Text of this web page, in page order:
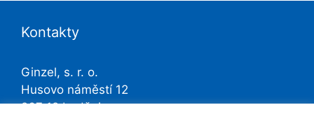
Kontakty
Ginzel, s. r. o.
Husovo náměstí 12
267 12 Loděnice